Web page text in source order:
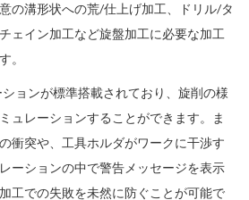
の溝形状への荒/仕上げ加工、ドリル/タ
ェイン加工など旋盤加工に必要な加工
。
ョンが標準搭載されており、旋削の様
ュレーションすることができます。ま
衝突や、工具ホルダがワークに干渉す
ーションの中で警告メッセージを表示
工での失敗を未然に防ぐことが可能で